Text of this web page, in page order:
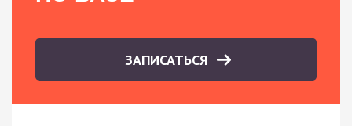
ЗАПИСАТЬСЯ